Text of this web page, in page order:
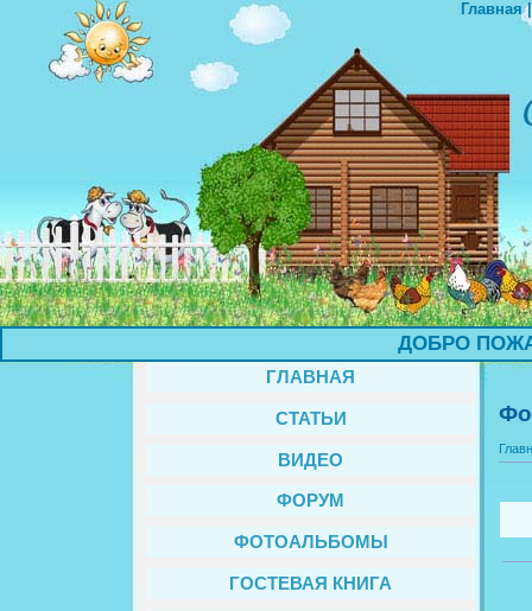
Главная
ДОБРО
ГЛАВНАЯ
СТАТЬИ
ВИДЕО
ФОРУМ
ФОТОАЛЬБОМЫ
ГОСТЕВАЯ КНИГА